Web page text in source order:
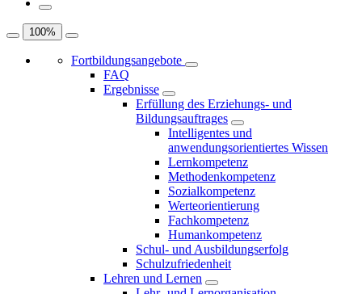
100%
Fortbildungsangebote
FAQ
Ergebnisse
Erfüllung des Erziehungs- und
Bildungsauftrages
Intelligentes und
anwendungsorientiertes Wissen
Lernkompetenz
Methodenkompetenz
Sozialkompetenz
Werteorientierung
Fachkompetenz
Humankompetenz
Schul- und Ausbildungserfolg
Schulzufriedenheit
Lehren und Lernen